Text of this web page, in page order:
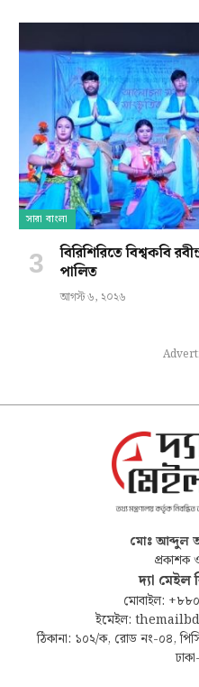
সারা বাংলা
বিরিশিরিতে বিশ্বকবি
পালিত
আগস্ট ৬, ২০২৬
মোঃ আব্দুল
প্রকাশক
দ্যা
মোবাইল:
ইমেইল:
ঠিকানা: ১০২/ক, রোড নং-০৪,